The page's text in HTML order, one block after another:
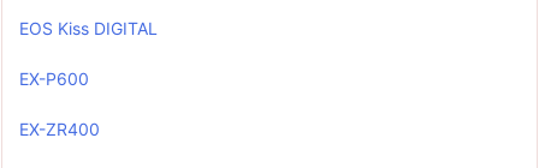
EOS Kiss DIGITAL
EX-P600
EX-ZR400